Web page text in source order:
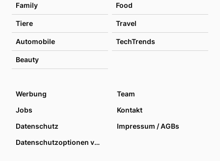
Family Food
Tiere Travel
Automobile TechTrends
Beauty
Werbung
Team
Jobs
Kontakt
Datenschutz
Impressum / AGBs
Datenschutzoptionen verwalten